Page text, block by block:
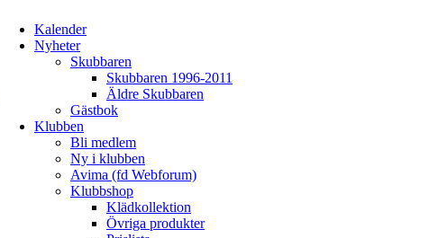
Kalender
Nyheter
Skubbaren
Skubbaren 1996-2011
Äldre Skubbaren
Gästbok
Klubben
Bli medlem
Ny i klubben
Avima (fd Webforum)
Klubbshop
Klädkollektion
Övriga produkter